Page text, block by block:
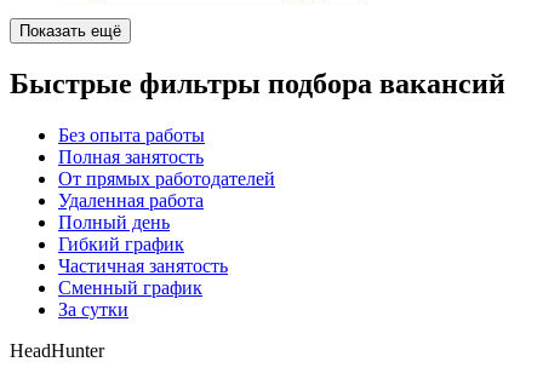
Показать ещё
Быстрые фильтры подбора вакансий
Без опыта работы
Полная занятость
От прямых работодателей
Удаленная работа
Полный день
Гибкий график
Частичная занятость
Сменный график
За сутки
HeadHunter